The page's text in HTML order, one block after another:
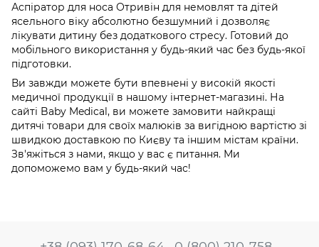
Аспіратор для носа Отривін для немовлят та дітей
ясельного віку абсолютно безшумний і дозволяє
лікувати дитину без додаткового стресу. Готовий до
мобільного використання у будь-який час без будь-якої
підготовки.
Ви завжди можете бути впевнені у високій якості
медичної продукції в нашому інтернет-магазині. На
сайті Baby Medical, ви можете замовити найкращі
дитячі товари для своїх малюків за вигідною вартістю зі
швидкою доставкою по Києву та іншим містам країни.
Зв'яжіться з нами, якщо у вас є питання. Ми
допоможемо вам у будь-який час!